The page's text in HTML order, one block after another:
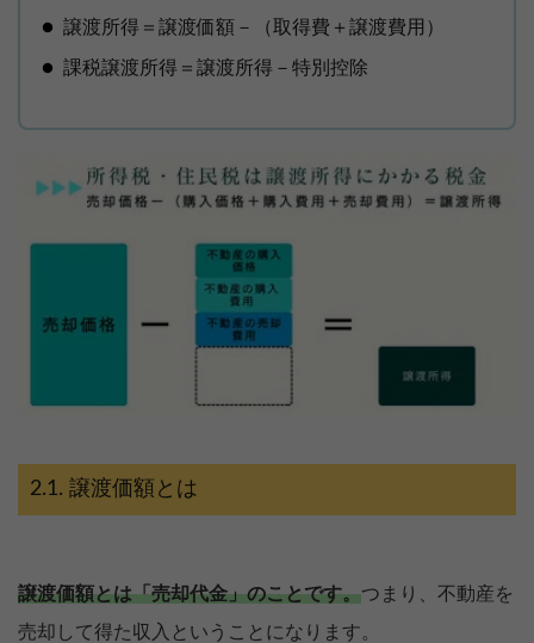
譲渡所得＝譲渡価額－（取得費＋譲渡費用）
課税譲渡所得＝譲渡所得－特別控除
譲渡価額とは
譲渡価額とは「売却代金」のことです。つまり、不動産を
売却して得た収入ということになります。